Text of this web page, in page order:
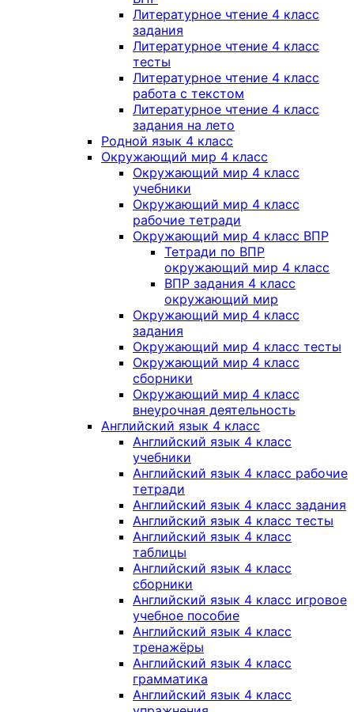
Литературное чтение 4 класс
задания
Литературное чтение 4 класс
тесты
Литературное чтение 4 класс
работа с текстом
Литературное чтение 4 класс
задания на лето
Родной язык 4 класс
Окружающий мир 4 класс
Окружающий мир 4 класс
учебники
Окружающий мир 4 класс
рабочие тетради
Окружающий мир 4 класс ВПР
Тетради по ВПР
окружающий мир 4 класс
ВПР задания 4 класс
окружающий мир
Окружающий мир 4 класс
задания
Окружающий мир 4 класс тесты
Окружающий мир 4 класс
сборники
Окружающий мир 4 класс
внеурочная деятельность
Английский язык 4 класс
Английский язык 4 класс
учебники
Английский язык 4 класс рабочие
тетради
Английский язык 4 класс задания
Английский язык 4 класс тесты
Английский язык 4 класс
таблицы
Английский язык 4 класс
сборники
Английский язык 4 класс игровое
учебное пособие
Английский язык 4 класс
тренажёры
Английский язык 4 класс
грамматика
Английский язык 4 класс